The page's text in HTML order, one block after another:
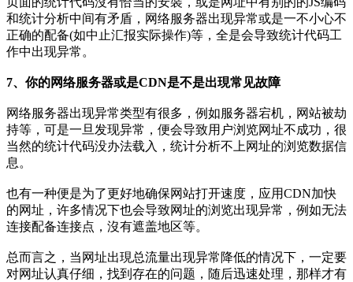
和统计分析中间有矛盾，网络服务器出现异常或是一不小心不
正确的配备(如中止汇报实际操作)等，全是会导致统计代码工
作中出现异常。
7、你的网络服务器或是CDN是不是出現常见故障
网络服务器出现异常类型有很多，例如服务器宕机，网站被劫
持等，可是一旦发现异常，便会导致用户浏览网址不成功，很
当然的统计代码没办法载入，统计分析不上网址的浏览数据信
息。
也有一种便是为了更好地确保网站打开速度，应用CDN加快
的网址，许多情况下也会导致网址的浏览出现异常，例如无法
连接配备连接点，沒有遮盖地区等。
总而言之，当网址出現总流量出现异常降低的情况下，一定要
对网址认真仔细，找到存在的问题，随后迅速处理，那样才有